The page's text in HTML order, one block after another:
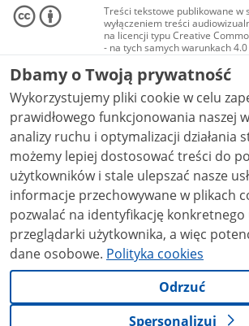
Treści tekstowe publikowane w
wyłączeniem treści
na licencji typu Creative
- na tych samych warunkach 4.0
Materiały audiowizualne, w
audio i wideo, są udostępniane
Creative Commons: uznanie
niekomercyjne - bez utworów
NC-ND 4.0), o ile nie jest to
Dbamy o Twoją prywatność
Wykorzystujemy pliki cookie w celu
prawidłowego funkcjonowania naszej
analizy ruchu i optymalizacji działania strony.
możemy lepiej dostosować treści do
użytkowników i stale ulepszać nasze usługi.
informacje przechowywane w plikach
pozwalać na identyfikację
przeglądarki użytkownika, a więc
dane osobowe. Polityka cookies
Odrzuć
Spersonalizuj